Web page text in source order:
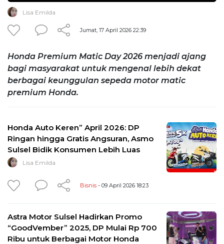
Lisa Emilda
Jumat, 17 April 2026 22:39
Honda Premium Matic Day 2026 menjadi ajang
bagi masyarakat untuk mengenal lebih dekat
berbagai keunggulan sepeda motor matic
premium Honda.
Honda Auto Keren” April 2026: DP
Ringan hingga Gratis Angsuran, Asmo
Sulsel Bidik Konsumen Lebih Luas
Lisa Emilda
Bisnis - 09 April 2026 18:23
Astra Motor Sulsel Hadirkan Promo
“GoodVember” 2025, DP Mulai Rp 700
Ribu untuk Berbagai Motor Honda